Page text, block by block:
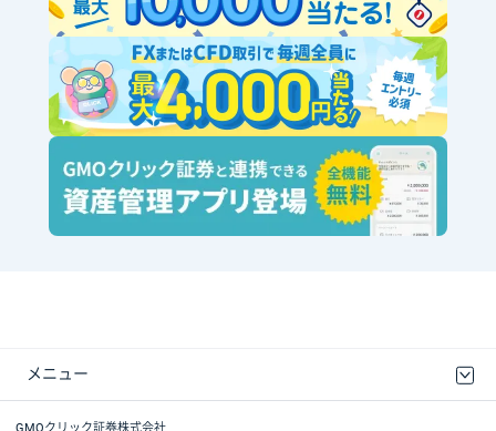
メニュー
取引規程・約款
最良執行方針
ディスクレイマー
リスク説明
GMOクリック証券ホームページ
GMOクリック証券株式会社